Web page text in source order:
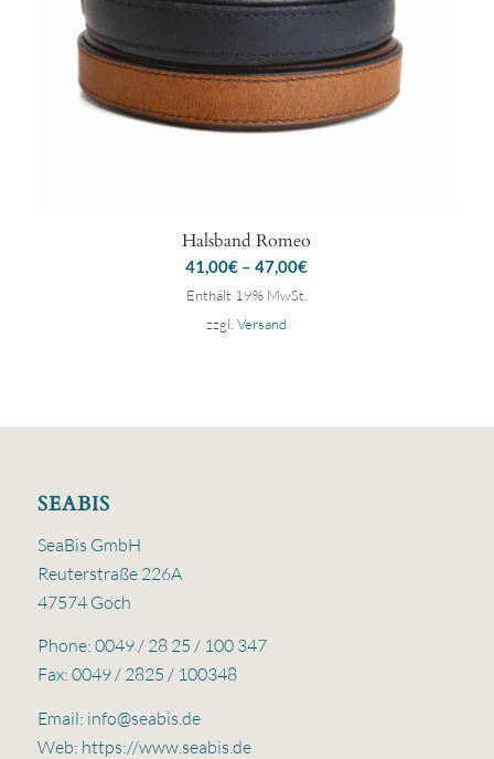
Halsband Romeo
41,00€ –47,00€
Enthält 19% MwSt.
zzgl.Versand
SEABIS
SeaBis GmbH
Reuterstraße 226A
47574 Goch
Phone: 0049 / 28 25 / 100 347
Fax: 0049 / 2825 / 100348
Email: info@seabis.de
Web: https://www.seabis.de